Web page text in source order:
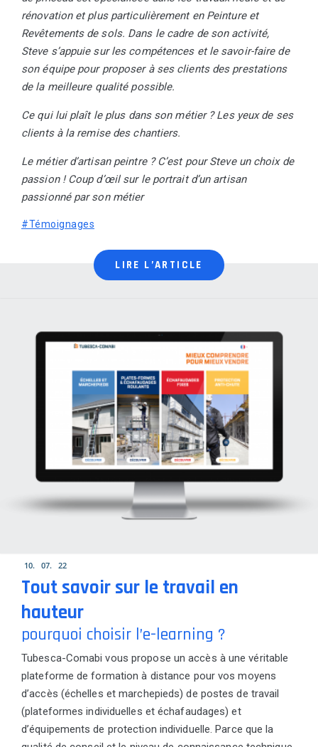
rénovation et plus particulièrement en Peinture et
Revêtements de sols. Dans le cadre de son activité,
Steve s’appuie sur les compétences et le savoir-faire de
son équipe pour proposer à ses clients des prestations
de la meilleure qualité possible.
Ce qui lui plaît le plus dans son métier ? Les yeux de ses
clients à la remise des chantiers.
Le métier d’artisan peintre ? C’est pour Steve un choix de
passion ! Coup d’œil sur le portrait d’un artisan
passionné par son métier
LIRE L’ARTICLE
#Témoignages
10 07 22
Tout savoir sur le travail en
hauteur
pourquoi choisir l’e-learning ?
Tubesca-Comabi vous propose un accès à une véritable
plateforme de formation à distance pour vos moyens
d’accès (échelles et marchepieds) de postes de travail
(plateformes individuelles et échafaudages) et
d’équipements de protection individuelle. Parce que la